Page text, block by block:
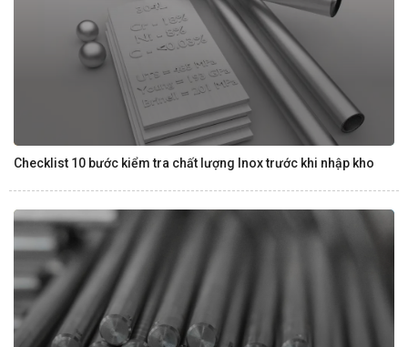
Checklist 10 bước kiểm tra chất lượng Inox trước khi nhập kho